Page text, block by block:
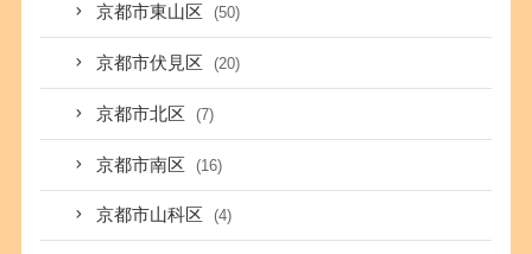
京都市東山区 (50)
京都市伏見区 (20)
京都市北区 (7)
京都市南区 (16)
京都市山科区 (4)